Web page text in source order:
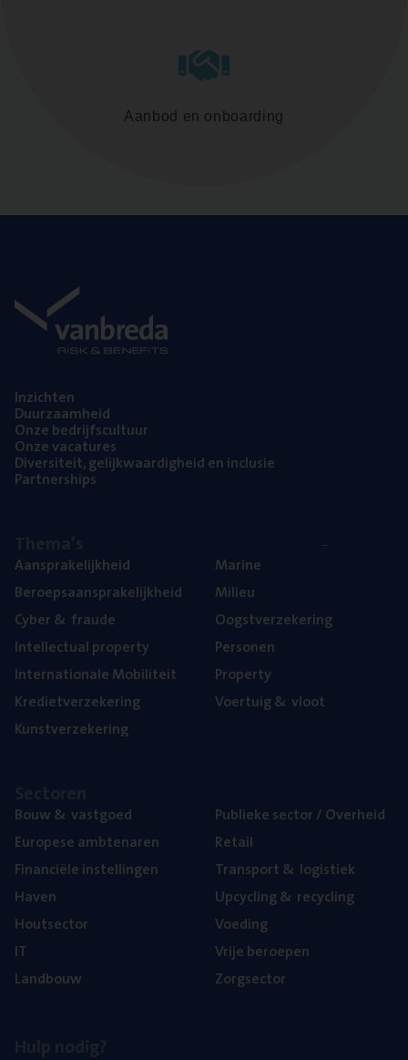
Aanbod en onboarding
Inzich­ten
Duur­zaam­heid
Onze bedrijfs­cul­tuur
Onze vaca­tu­res
Diver­si­teit, gelijk­waar­dig­heid en inclusie
Part­ner­ships
Aan­spra­ke­lijk­heid
Beroeps­aan­spra­ke­lijk­heid
Cyber& fraude
Intel­lec­tu­al property
Inter­na­ti­o­na­le Mobiliteit
Kre­diet­ver­ze­ke­ring
Kunst­ver­ze­ke­ring
Mari­ne
Mili­eu
Oogst­ver­ze­ke­ring
Per­so­nen
Pro­per­ty
Voer­tuig& vloot
Bouw& vastgoed
Euro­pe­se ambtenaren
Finan­ci­ë­le instellingen
Haven
Hout­sec­tor
IT
Land­bouw
Publie­ke sec­tor / Overheid
Retail
Trans­port& logistiek
Upcy­cling& recycling
Voe­ding
Vrije beroe­pen
Zorg­sec­tor